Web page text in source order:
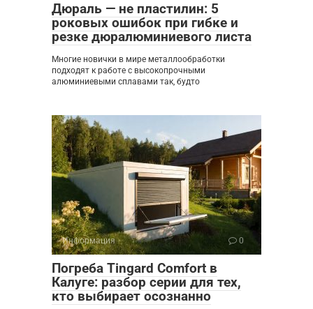
Дюраль — не пластилин: 5
роковых ошибок при гибке и
резке дюралюминиевого листа
Многие новички в мире металлообработки
подходят к работе с высокопрочными
алюминиевыми сплавами так, будто
Информация 0
Погреба Tingard Comfort в
Калуге: разбор серии для тех,
кто выбирает осознанно